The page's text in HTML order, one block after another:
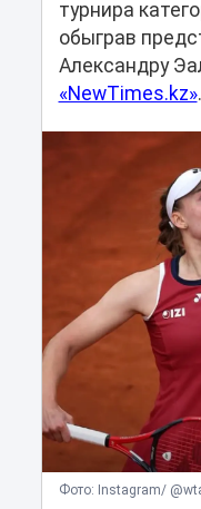
турнира
обыграв
Александру
«NewTimes.kz».
Фото: Instagram/